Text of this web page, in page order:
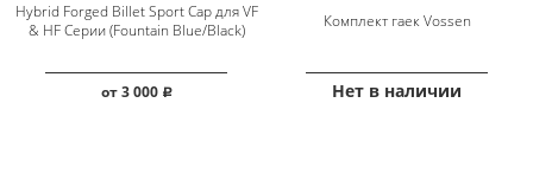
Hybrid Forged Billet Sport Cap для VF
& HF Серии (Fountain Blue/Black)
от3 000 руб.
Комплект гаек Vossen
Нет в наличии